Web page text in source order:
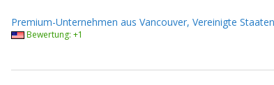
Premium-Unternehmen aus Vancouver, Vereinigte Staaten
Bewertung: +1